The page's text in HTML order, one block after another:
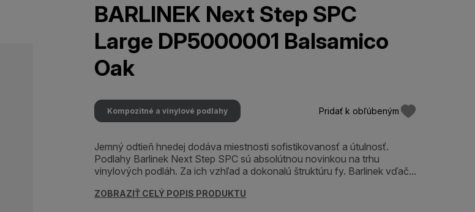
BARLINEK Next Step SPC
Large DP5000001 Balsamico
Oak
Kompozitné a vinylové podlahy Pridať k obľúbeným
Jemný odtieň hnedej dodáva miestnosti sofistikovanosť a útulnosť.
Podlahy Barlinek Next Step SPC sú absolútnou novinkou na trhu
vinylových podláh. Za ich vzhľad a dokonalú štruktúru fy. Barlinek vďač...
ZOBRAZIŤ CELÝ POPIS PRODUKTU